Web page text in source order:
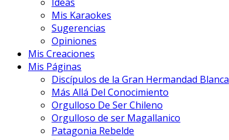
Mis Karaokes
Sugerencias
Opiniones
Mis Creaciones
Mis Páginas
Discípulos de la Gran Hermandad Blanca
Más Allá Del Conocimiento
Orgulloso De Ser Chileno
Orgulloso de ser Magallanico
Patagonia Rebelde